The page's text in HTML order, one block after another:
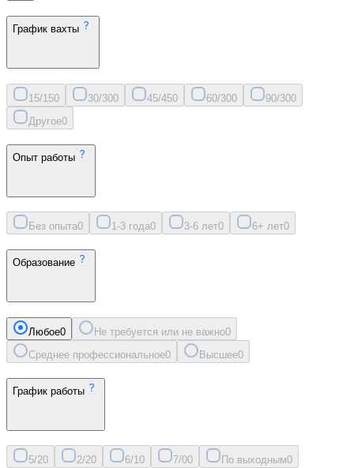
График вахты
15/150 30/300 45/450 60/300 90/300
Другое0
Опыт работы
Без опыта0 1-3 года0 3-6 лет0 6+ лет0
Образование
Любое0 Не требуется или не важно0
Среднее профессиональное0 Высшее0
График работы
5/20 2/20 6/10 7/00 По выходным0